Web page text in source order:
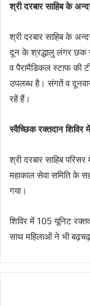
श्री दरबार साहिब के
श्री दरबार साहिब के
दून के श्रद्धालु लंगर छक
व पैरामैडिकल स्टाफ की
उपलब्ध है। संगतें व
रहें हैं।
स्वैच्छिक रक्तदान
श्री दरबार साहिब
महाकाल सेवा समिति के
गया।
शिविर में 105 यूनिट
साथ महिलाओं ने भी बढ़चढ़